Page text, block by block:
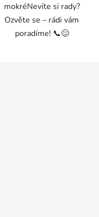
mokréNevíte si rady?
Ozvěte se – rádi vám
poradíme! 📞😊